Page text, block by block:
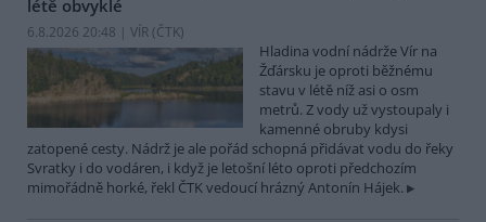
létě obvyklé
6.8.2026 20:48 | VÍR (ČTK)
Hladina vodní nádrže Vír na
Žďársku je oproti běžnému
stavu v létě níž asi o osm
metrů. Z vody už vystoupaly i
kamenné obruby kdysi
zatopené cesty. Nádrž je ale pořád schopná přidávat vodu do řeky
Svratky i do vodáren, i když je letošní léto oproti předchozím
mimořádně horké, řekl ČTK vedoucí hrázný Antonín Hájek.